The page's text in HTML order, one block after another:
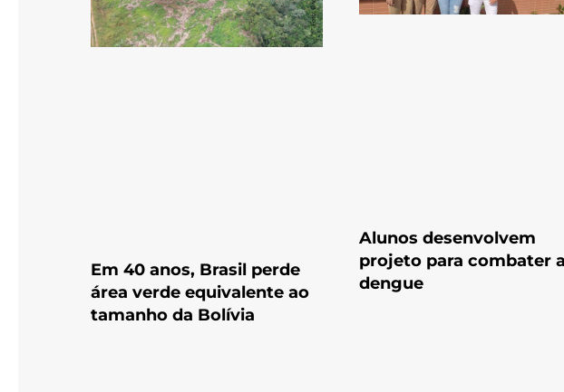
Em 40 anos, Brasil perde
área verde equivalente ao
tamanho da Bolívia
Alunos desenvolvem
projeto para combater a
dengue